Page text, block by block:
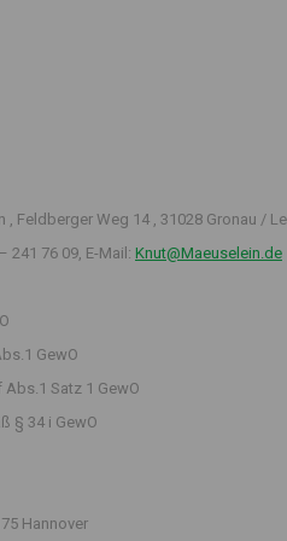
Feldberger Weg 14 , 31028 Gronau /
241 76 09, E-Mail: Knut@Maeuselein.de
GewO
Satz 1 GewO
§ 34 i GewO
Hannover